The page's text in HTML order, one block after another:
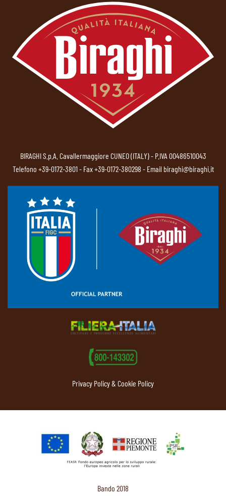
BIRAGHI S.p.A. Cavallermaggiore CUNEO (ITALY) - P.IVA 00486510043
Telefono +39-0172-3801- Fax +39-0172-380298 - Email biraghi@biraghi.it
Privacy Policy & Cookie Policy
Bando 2018